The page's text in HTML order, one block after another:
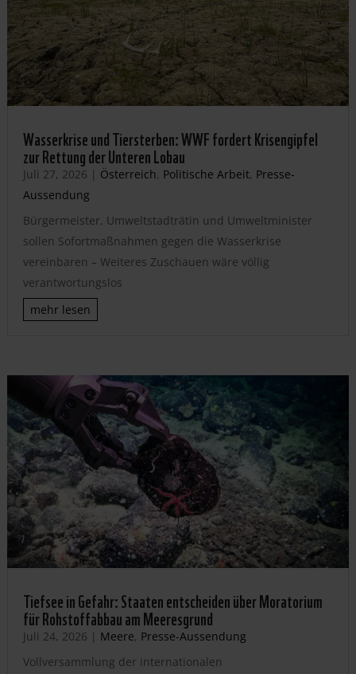
Wasserkrise und Tiersterben: WWF fordert Krisengipfel
zur Rettung der Unteren Lobau
Juli 27, 2026 | Österreich, Politische Arbeit, Presse-
Aussendung
Bürgermeister, Umweltstadträtin und Umweltminister
sollen Sofortmaßnahmen gegen die Wasserkrise
vereinbaren – Weiteres Zuschauen wäre völlig
verantwortungslos
mehr lesen
Tiefsee in Gefahr: Staaten entscheiden über Moratorium
für Rohstoffabbau am Meeresgrund
Juli 24, 2026 | Meere, Presse-Aussendung
Vollversammlung der internationalen